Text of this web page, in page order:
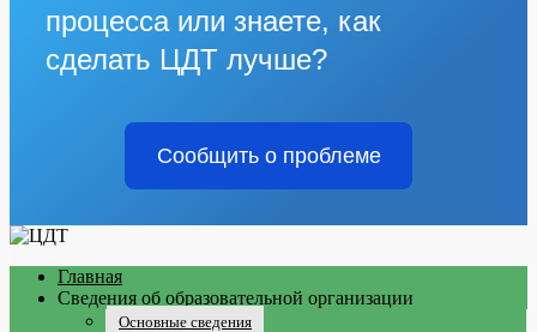
процесса или знаете, как
сделать ЦДТ лучше?
Сообщить о проблеме
Главная
Сведения об образовательной организации
Основные сведения